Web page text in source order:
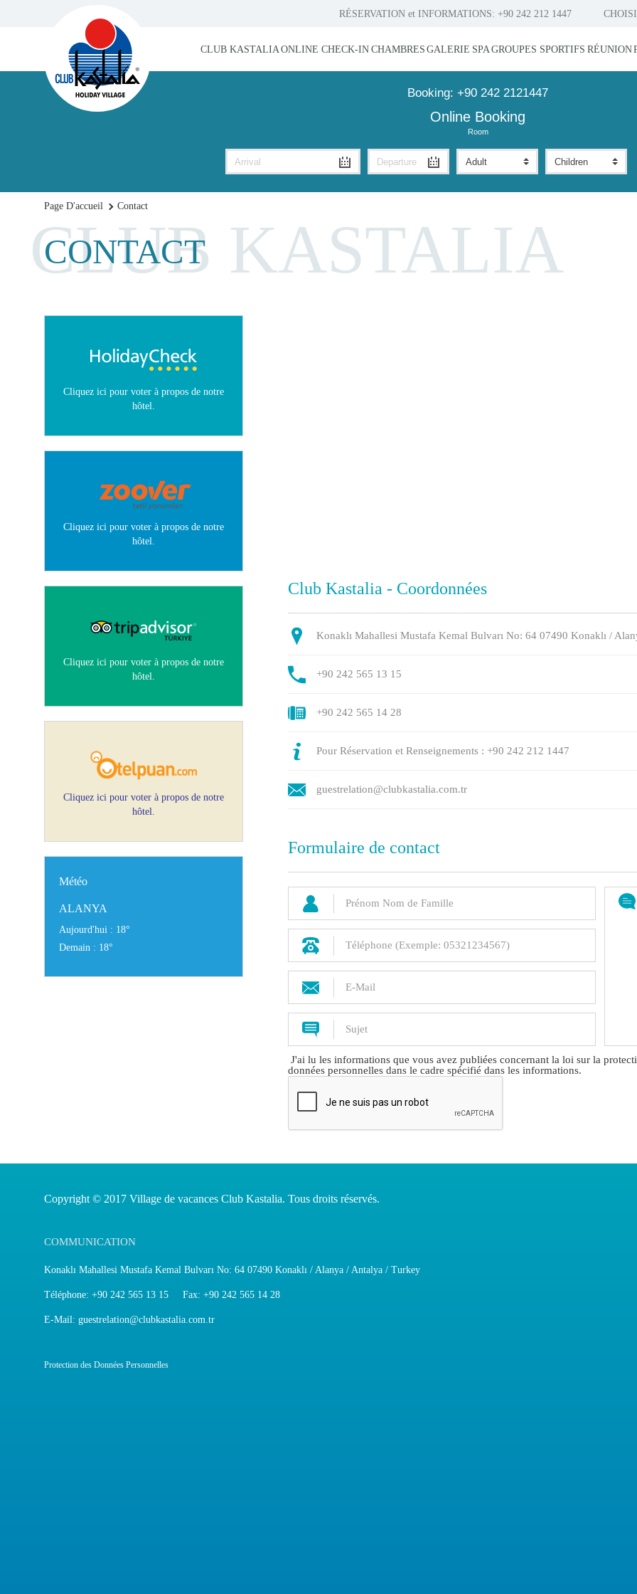
RÉSERVATION et INFORMATIONS: +90 242 212 1447
CLUB KASTALIAONLINE CHECK-IN CHAMBRES GALERIE SPAGROUPES SPORTIFS RÉUNION
Booking: +90 242 2121447
Online Booking
Room
Page D'accueil Contact
CONTACT
CLUB KASTALIA
Cliquez ici pour voter à propos de notre
hôtel.
Cliquez ici pour voter à propos de notre
hôtel.
Cliquez ici pour voter à propos de notre
hôtel.
Cliquez ici pour voter à propos de notre
hôtel.
Météo
ALANYA
Aujourd'hui : 18°
Demain : 18°
Club Kastalia - Coordonnées
Konaklı Mahallesi Mustafa Kemal Bulvarı No: 64 07490 Konaklı /
+90 242 565 13 15
+90 242 565 14 28
Pour Réservation et Renseignements : +90 242 212 1447
guestrelation@clubkastalia.com.tr
Formulaire de contact
J'ai lu les informations que vous avez publiées concernant la loi sur la
données personnelles dans le cadre spécifié dans les informations.
Copyright © 2017 Village de vacances Club Kastalia. Tous droits réservés.
COMMUNICATION
Konaklı Mahallesi Mustafa Kemal Bulvarı No: 64 07490 Konaklı / Alanya / Antalya / Turkey
Téléphone: +90 242 565 13 15 Fax: +90 242 565 14 28
E-Mail: guestrelation@clubkastalia.com.tr
Protection des Données Personnelles